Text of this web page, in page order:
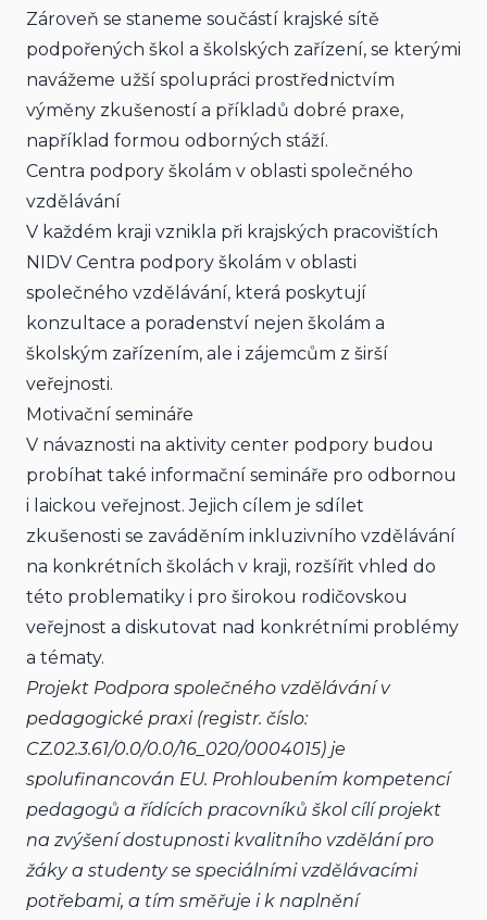
Zároveň se staneme součástí krajské sítě
podpořených škol a školských zařízení, se kterými
navážeme užší spolupráci prostřednictvím
výměny zkušeností a příkladů dobré praxe,
například formou odborných stáží.
Centra podpory školám v oblasti společného
vzdělávání
V každém kraji vznikla při krajských pracovištích
NIDV Centra podpory školám v oblasti
společného vzdělávání, která poskytují
konzultace a poradenství nejen školám a
školským zařízením, ale i zájemcům z širší
veřejnosti.
Motivační semináře
V návaznosti na aktivity center podpory budou
probíhat také informační semináře pro odbornou
i laickou veřejnost. Jejich cílem je sdílet
zkušenosti se zaváděním inkluzivního vzdělávání
na konkrétních školách v kraji, rozšířit vhled do
této problematiky i pro širokou rodičovskou
veřejnost a diskutovat nad konkrétními problémy
a tématy.
Projekt Podpora společného vzdělávání v
pedagogické praxi (registr. číslo:
CZ.02.3.61/0.0/0.0/16_020/0004015) je
spolufinancován EU. Prohloubením kompetencí
pedagogů a řídících pracovníků škol cílí projekt
na zvýšení dostupnosti kvalitního vzdělání pro
žáky a studenty se speciálními vzdělávacími
potřebami, a tím směřuje i k naplnění